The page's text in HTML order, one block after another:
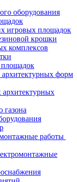
оборудования
игровых площадок
крошки
комплексов
форм
газона
работы